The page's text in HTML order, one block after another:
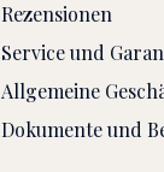
Rezensionen
Service und
Allgemeine
Dokumente und